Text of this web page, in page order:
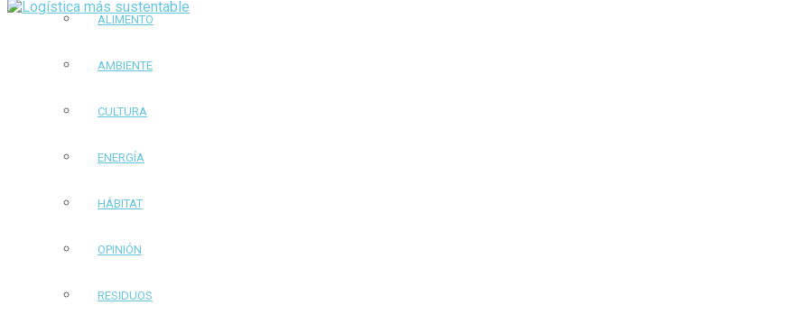
ALIMENTO
AMBIENTE
CULTURA
ENERGÍA
HÁBITAT
OPINIÓN
RESIDUOS